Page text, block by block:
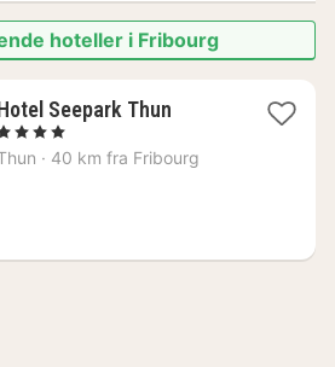
hoteller i Fribourg
Seepark Thun1
fra
2296
4 Stjerner
· 40 km fra Fribourg